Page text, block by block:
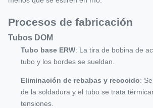
Procesos de fabricación
Tubos DOM
Tubo base ERW: La tira de bobina de
tubo y los bordes se sueldan.
Eliminación de rebabas y recocido:
de la soldadura y el tubo se trata
tensiones.